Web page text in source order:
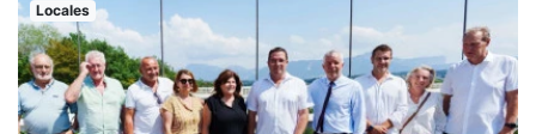
Locales